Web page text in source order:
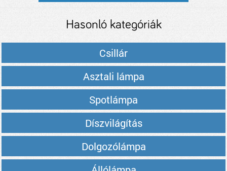
Hasonló kategóriák
Csillár
Asztali lámpa
Spotlámpa
Díszvilágítás
Dolgozólámpa